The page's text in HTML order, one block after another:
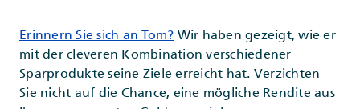
Erinnern Sie sich an Tom? Wir haben gezeigt, wie er
mit der cleveren Kombination verschiedener
Sparprodukte seine Ziele erreicht hat. Verzichten
Sie nicht auf die Chance, eine mögliche Rendite aus